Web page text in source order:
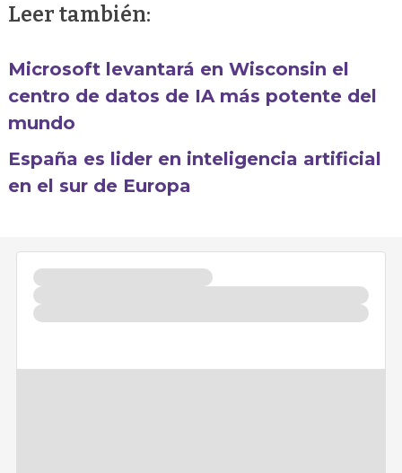
Leer también:
Microsoft levantará en Wisconsin el
centro de datos de IA más potente del
mundo
España es lider en inteligencia artificial
en el sur de Europa